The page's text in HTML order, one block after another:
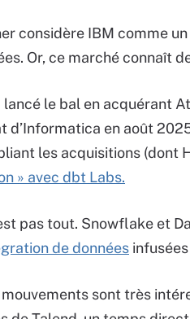
considère IBM comme
Or, ce marché connaît
lancé le bal en acquérant
d’Informatica en août
les acquisitions (dont
» avec dbt Labs.
pas tout. Snowflake et
de données
mouvements sont très